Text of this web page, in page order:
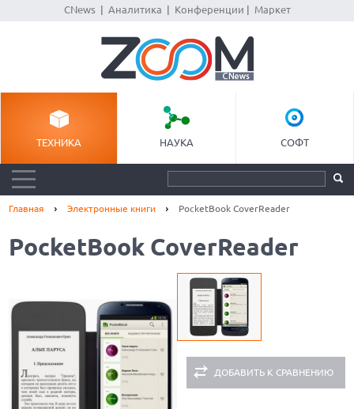
CNews| Аналитика Конференции Маркет
ТЕХНИКА НАУКА СОФТ
Главная Электронные книги PocketBook CoverReader
PocketBook CoverReader
ДОБАВИТЬ К СРАВНЕНИЮ